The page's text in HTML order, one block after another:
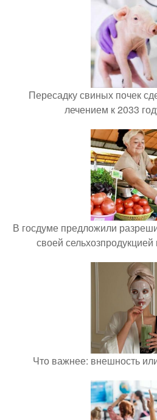
Пересадку свиных почек
лечением к 2033
В госдуме предложили
своей
Что важнее: внешность